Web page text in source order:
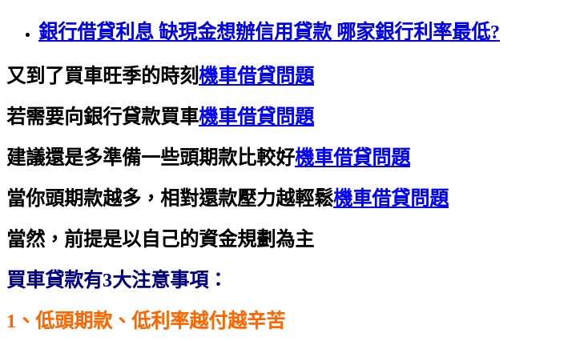
銀行借貸利息 缺現金想辦信用貸款 哪家銀行利率最低?
又到了買車旺季的時刻機車借貸問題
若需要向銀行貸款買車機車借貸問題
建議還是多準備一些頭期款比較好機車借貸問題
當你頭期款越多，相對還款壓力越輕鬆機車借貸問題
當然，前提是以自己的資金規劃為主
買車貸款有3大注意事項：
1、低頭期款、低利率越付越辛苦